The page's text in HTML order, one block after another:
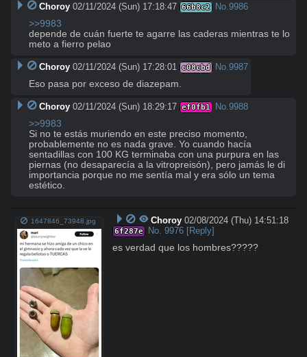
Choroy 02/11/2024 (Sun) 17:18:47 66b8c2 No.9986
>>9983
depende de cuán fuerte te agarre las caderas mientras te lo
meto a fierro pelao
Choroy 02/11/2024 (Sun) 17:28:01 c08cbd No.9987
Eso pasa por exceso de diazepam.
Choroy 02/11/2024 (Sun) 18:29:17 ef0fb1 No.9988
>>9983
Si no te estás muriendo en este preciso momento,
probablemente no es nada grave. Yo cuando hacía
sentadillas con 100 KG terminaba con una purpura en las
piernas (no desaparecía a la vitropreisón), pero jamás le di
importancia porque no me sentía mal y era sólo un tema
estético.
1647846_73948.jpg Choroy 02/08/2024 (Thu) 14:51:18
6f287e No. 9976 [Reply]
es verdad que los hombres?????